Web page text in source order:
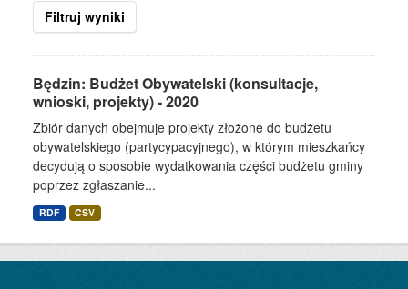
Filtruj wyniki
Będzin: Budżet Obywatelski (konsultacje,
wnioski, projekty) - 2020
Zbiór danych obejmuje projekty złożone do budżetu
obywatelskiego (partycypacyjnego), w którym mieszkańcy
decydują o sposobie wydatkowania części budżetu gminy
poprzez zgłaszanie...
RDF CSV